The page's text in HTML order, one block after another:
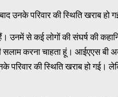
उनके परिवार की स्थिति खराब हो
उनमें से कई लोगों की संघर्ष की
करना चाहता हूं। आईएएस बी
की स्थिति खराब हो गई।